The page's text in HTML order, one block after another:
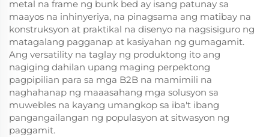
metal na frame ng bunk bed ay isang patunay sa
maayos na inhinyeriya, na pinagsama ang matibay na
konstruksyon at praktikal na disenyo na nagsisiguro ng
matagalang pagganap at kasiyahan ng gumagamit.
Ang versatility na taglay ng produktong ito ang
nagiging dahilan upang maging perpektong
pagpipilian para sa mga B2B na mamimili na
naghahanap ng maaasahang mga solusyon sa
muwebles na kayang umangkop sa iba't ibang
pangangailangan ng populasyon at sitwasyon ng
paggamit.